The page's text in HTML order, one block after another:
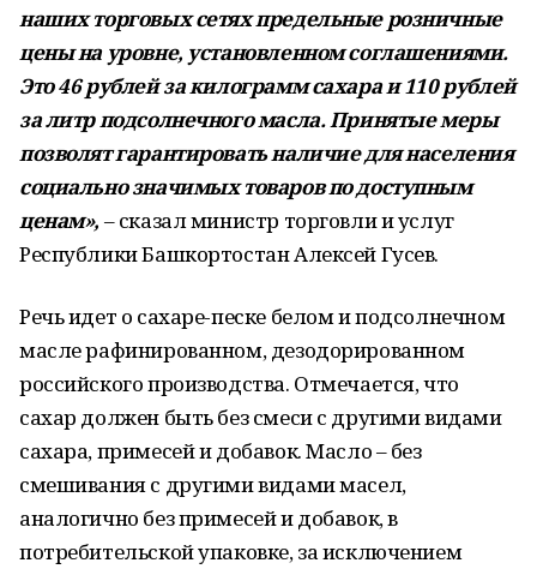
наших торговых сетях предельные розничные
цены на уровне, установленном соглашениями.
Это 46 рублей за килограмм сахара и 110 рублей
за литр подсолнечного масла. Принятые меры
позволят гарантировать наличие для населения
социально значимых товаров по доступным
ценам», – сказал министр торговли и услуг
Республики Башкортостан Алексей Гусев.
Речь идет о сахаре-песке белом и подсолнечном
масле рафинированном, дезодорированном
российского производства. Отмечается, что
сахар должен быть без смеси с другими видами
сахара, примесей и добавок. Масло – без
смешивания с другими видами масел,
аналогично без примесей и добавок, в
потребительской упаковке, за исключением